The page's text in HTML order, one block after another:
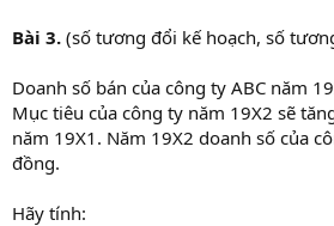
Bài 3. (số tương đổi kế hoạch, số
Doanh số bán của công ty ABC năm
Mục tiêu của công ty năm 19X2 sẽ
năm 19X1. Năm 19X2 doanh số của
đồng.
Hãy tính: